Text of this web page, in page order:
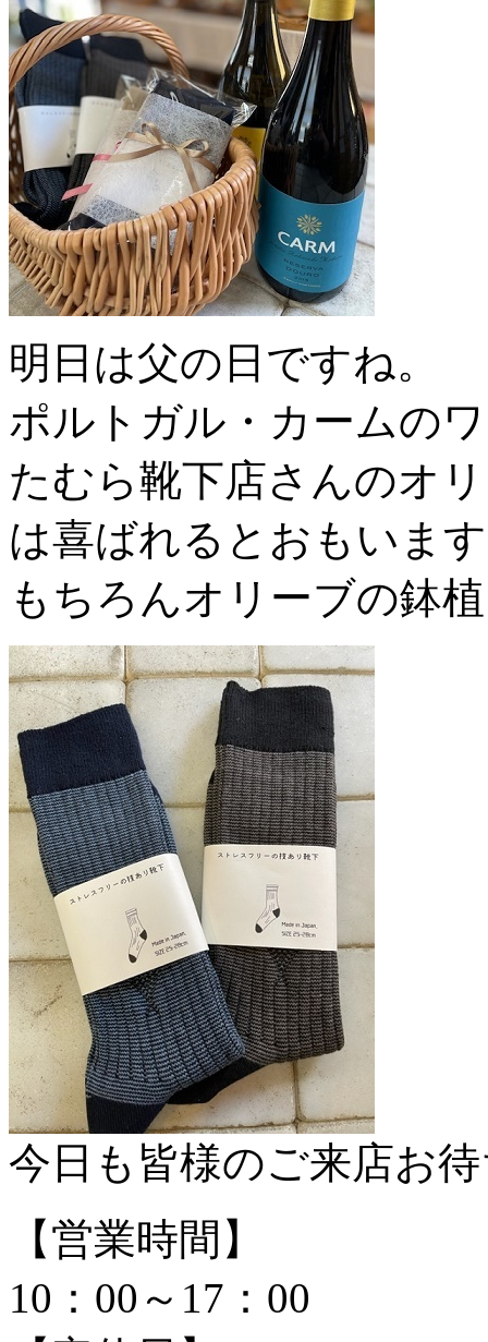
明日は父の日ですね。
ポルトガル・カームの
たむら靴下店さんのオ
は喜ばれるとおもいま
もちろんオリーブの鉢
今日も皆様のご来店お
【営業時間】
10：00～17：00